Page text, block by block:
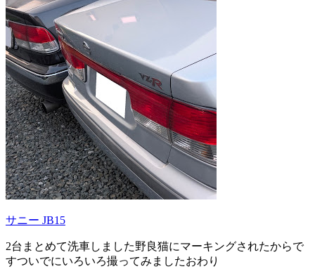
サニー JB15
2台まとめて洗車しました野良猫にマーキングされたからで
すついでにいろいろ撮ってみましたおわり